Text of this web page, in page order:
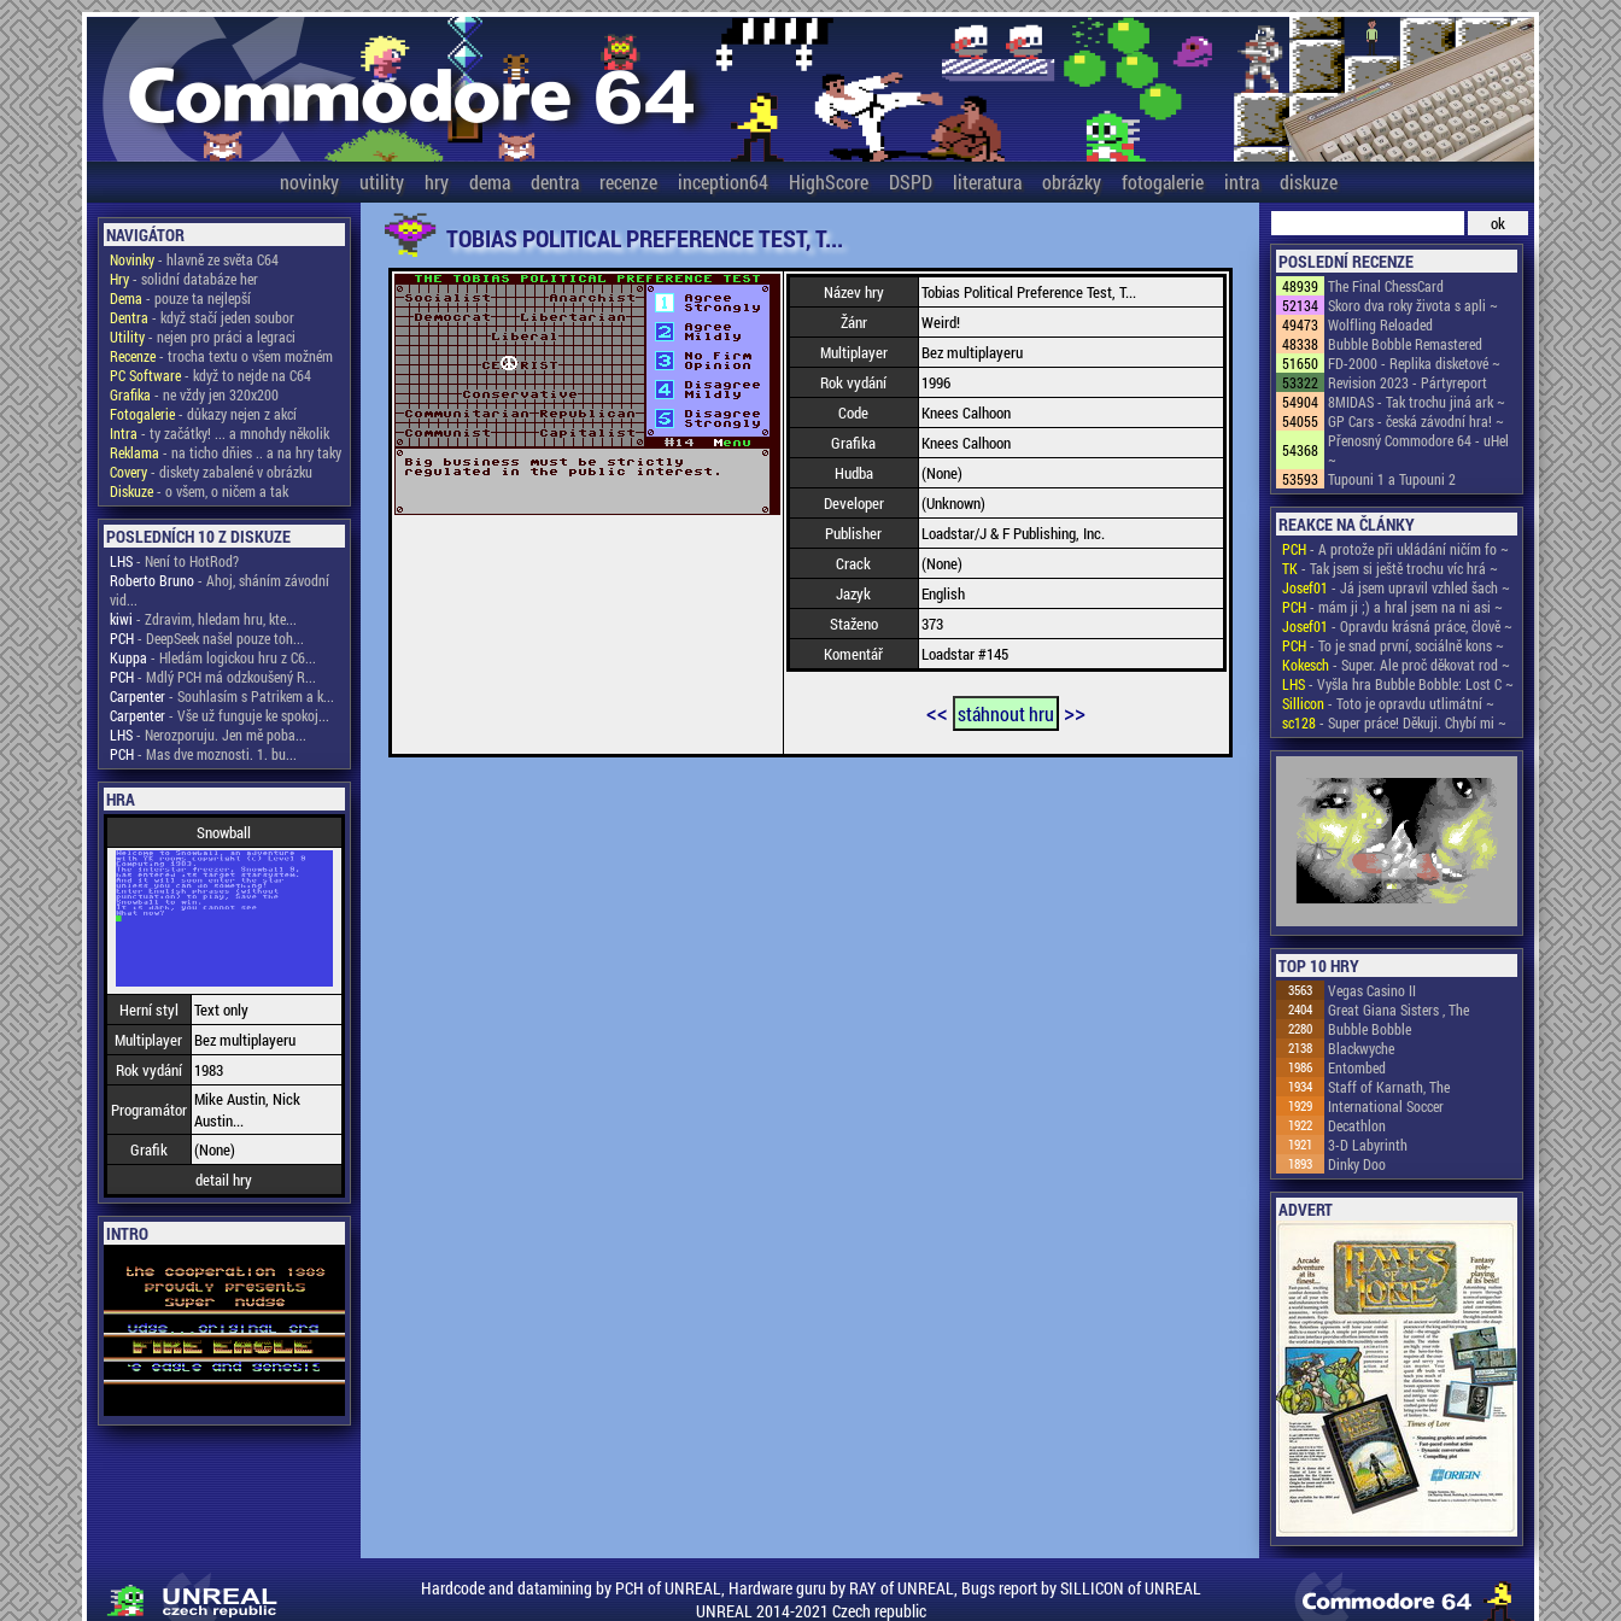
novinky utility hry dema dentra recenze inception64 HighScore DSPD literatura obrázky fotogalerie intra diskuze
NAVIGÁTOR
Novinky- hlavně ze světa C64
Hry- solidní databáze her
Dema - pouze ta nejlepší
Dentra - když stačí jeden soubor
Utility- nejen pro práci a legraci
Recenze- trocha textu o všem možném
PC Software- když to nejde na C64
Grafika - ne vždy jen 320x200
Fotogalerie- důkazy nejen z akcí
Intra - ty začátky! ... a mnohdy několik
Reklama - na ticho dňies .. a na hry taky
Covery- diskety zabalené v obrázku
Diskuze- o všem, o ničem a tak
POSLEDNÍCH 10 Z DISKUZE
LHS- Není to HotRod?
Roberto Bruno- Ahoj, sháním závodní
vid...
kiwi - Zdravim, hledam hru, kte...
PCH- DeepSeek našel pouze toh...
Kuppa - Hledám logickou hru z C6...
PCH- Mdlý PCH má odzkoušený R...
Carpenter- Souhlasím s Patrikem a k...
Carpenter- Vše už funguje ke spokoj...
LHS- Nerozporuju. Jen mě poba...
PCH- Mas dve moznosti. 1. bu...
HRA
Snowball
Herní styl
Text only
Multiplayer Bez multiplayeru
Rok vydání
1983
Programátor Mike Austin, Nick
Austin...
Grafik
(None)
detail hry
INTRO
TOBIAS POLITICAL PREFERENCE TEST, T...
Název hry
Tobias Political Preference Test, T...
Žánr
Weird!
Multiplayer
Bez multiplayeru
Rok vydání
1996
Code
Knees Calhoon
Grafika
Knees Calhoon
Hudba
(None)
Developer
(Unknown)
Publisher
Loadstar/J & F Publishing, Inc.
Crack
(None)
Jazyk
English
Staženo
373
Komentář
Loadstar #145
<< stáhnout hru >>
POSLEDNÍ RECENZE
48939 The Final ChessCard
52134 Skoro dva roky života s apli ~
49473 Wolfling Reloaded
48338 Bubble Bobble Remastered
51650 FD-2000 - Replika disketové ~
53322 Revision 2023 - Pártyreport
54904 8MIDAS - Tak trochu jiná ark ~
54055 GP Cars - česká závodní hra! ~
54368 Přenosný Commodore 64 - uHel
~
53593 Tupouni 1 a Tupouni 2
REAKCE NA ČLÁNKY
PCH- A protože při ukládání ničím fo ~
TK- Tak jsem si ještě trochu víc hrá ~
Josef01 - Já jsem upravil vzhled šach ~
PCH- mám ji ;) a hral jsem na ni asi ~
Josef01 - Opravdu krásná práce, člově ~
PCH- To je snad první, sociálně kons ~
Kokesch- Super. Ale proč děkovat rod ~
LHS- Vyšla hra Bubble Bobble: Lost C ~
Sillicon- Toto je opravdu utlimátní ~
sc128- Super práce! Děkuji. Chybí mi ~
TOP 10 HRY
3563 Vegas Casino II
2404 Great Giana Sisters , The
2280 Bubble Bobble
2138 Blackwyche
1986 Entombed
1934 Staff of Karnath, The
1929 International Soccer
1922 Decathlon
1921 3-D Labyrinth
1893 Dinky Doo
ADVERT
Hardcode and datamining by PCH of UNREAL, Hardware guru by RAY of UNREAL, Bugs report by SILLICON of UNREAL
UNREAL 2014-2021 Czech republic